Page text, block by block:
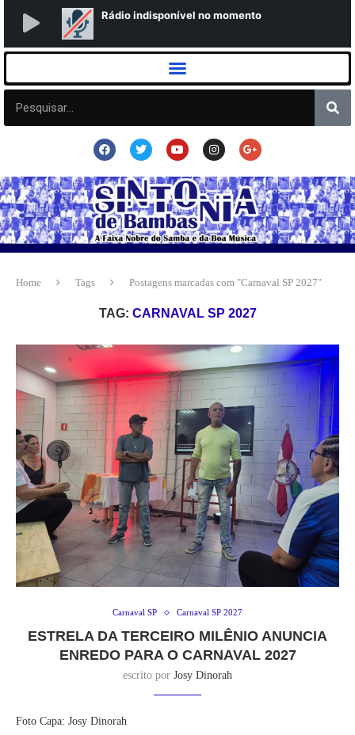
Home Tags Postagens marcadas com "Carnaval SP 2027"
TAG: CARNAVAL SP 2027
Carnaval SP Carnaval SP 2027
ESTRELA DA TERCEIRO MILÊNIO ANUNCIA
ENREDO PARA O CARNAVAL 2027
escrito por Josy Dinorah
Foto Capa: Josy Dinorah